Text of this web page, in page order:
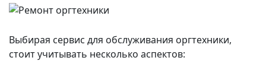
Выбирая сервис для обслуживания оргтехники,
стоит учитывать несколько аспектов: